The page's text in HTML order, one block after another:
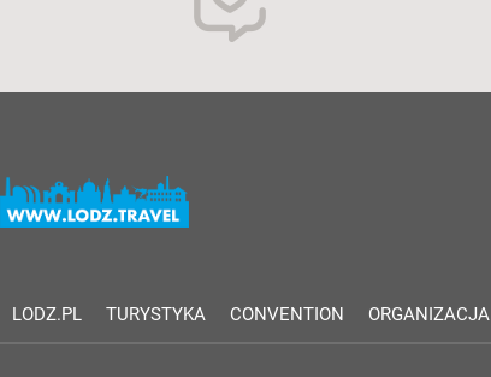
LODZ.PL TURYSTYKA CONVENTION ORGANIZACJA